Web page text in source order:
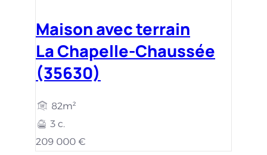
Maison avec terrain
La Chapelle-Chaussée
(35630)
82m²
3 c.
209 000 €